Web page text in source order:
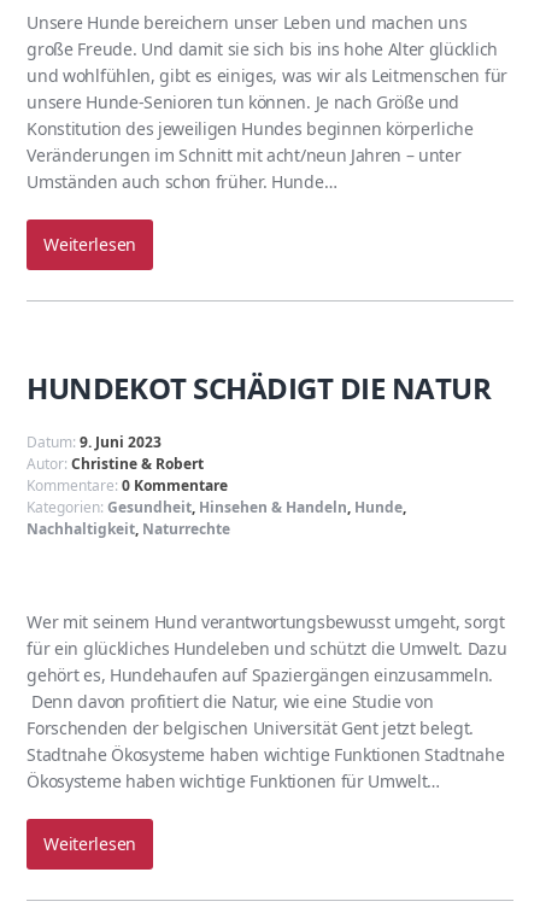
Unsere Hunde bereichern unser Leben und machen uns
große Freude. Und damit sie sich bis ins hohe Alter glücklich
und wohlfühlen, gibt es einiges, was wir als Leitmenschen für
unsere Hunde-Senioren tun können. Je nach Größe und
Konstitution des jeweiligen Hundes beginnen körperliche
Veränderungen im Schnitt mit acht/neun Jahren – unter
Umständen auch schon früher. Hunde…
Weiterlesen
HUNDEKOT SCHÄDIGT DIE NATUR
Datum:9. Juni 2023
Autor:Christine & Robert
Kommentare:0 Kommentare
Kategorien:Gesundheit, Hinsehen & Handeln, Hunde,
Nachhaltigkeit, Naturrechte
Wer mit seinem Hund verantwortungsbewusst umgeht, sorgt
für ein glückliches Hundeleben und schützt die Umwelt. Dazu
gehört es, Hundehaufen auf Spaziergängen einzusammeln.
Denn davon profitiert die Natur, wie eine Studie von
Forschenden der belgischen Universität Gent jetzt belegt.
Stadtnahe Ökosysteme haben wichtige Funktionen Stadtnahe
Ökosysteme haben wichtige Funktionen für Umwelt…
Weiterlesen